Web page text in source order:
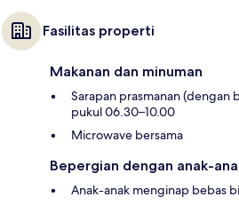
Fasilitas properti
Makanan dan minuman
Sarapan prasmanan (dengan
pukul 06.30–10.00
Microwave bersama
Bepergian dengan anak-
Anak-anak menginap bebas